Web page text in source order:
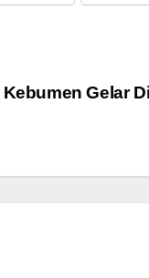
Gelar